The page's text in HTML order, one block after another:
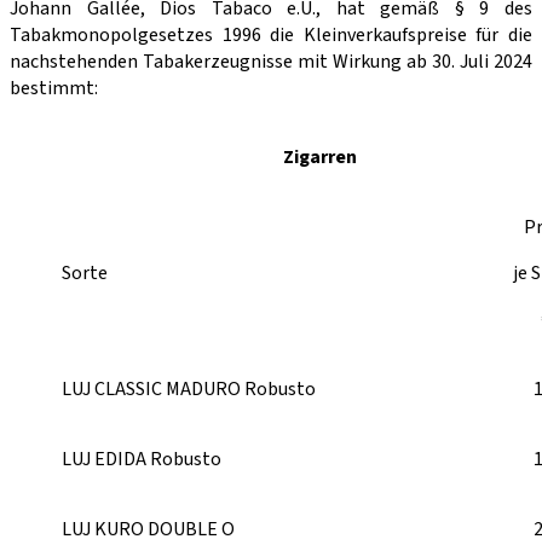
Johann Gallée, Dios Tabaco e.U., hat gemäß § 9 des
Tabakmonopolgesetzes 1996 die Kleinverkaufspreise für die
nachstehenden Tabakerzeugnisse mit Wirkung ab 30. Juli 2024
bestimmt:
Zigarren
Sorte
je
LUJ CLASSIC MADURO Robusto
LUJ EDIDA Robusto
LUJ KURO DOUBLE O